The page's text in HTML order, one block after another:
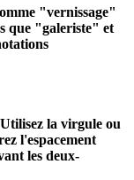
"vernissage"
que "galeriste" et
la virgule ou
l'espacement
les deux-